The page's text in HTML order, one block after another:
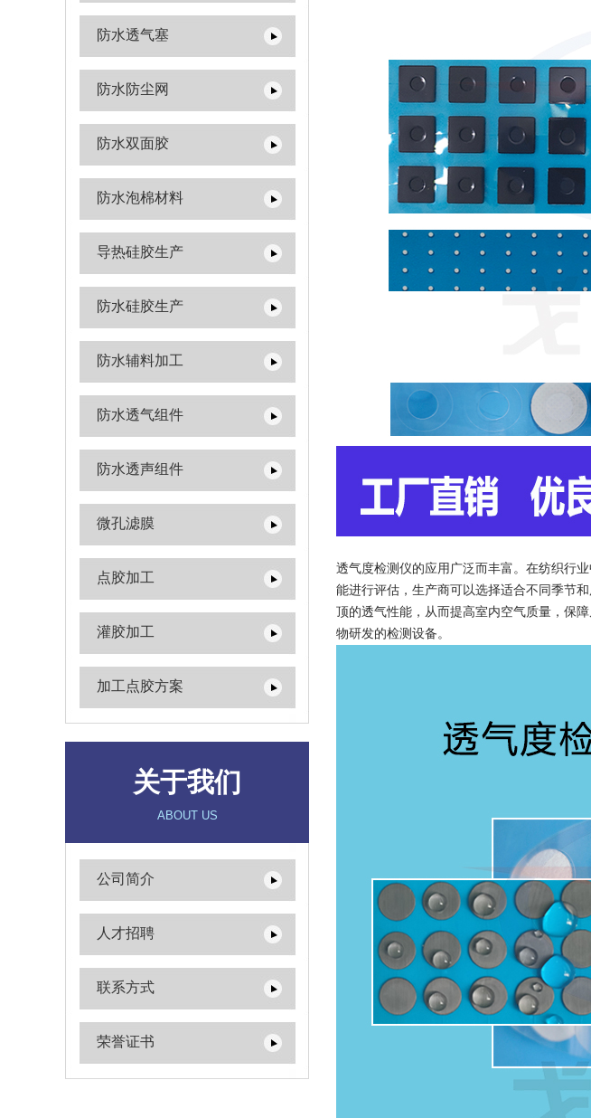
防水透气塞
防水防尘网
防水双面胶
防水泡棉材料
导热硅胶生产
防水硅胶生产
防水辅料加工
防水透气组件
防水透声组件
微孔滤膜
点胶加工
灌胶加工
加工点胶方案
关于我们
ABOUT US
公司简介
人才招聘
联系方式
荣誉证书
透气度检测仪的应用广泛而丰富。在纺织行
能进行评估，生产商可以选择适合不同季节
顶的透气性能，从而提高室内空气质量，保
物研发的检测设备。